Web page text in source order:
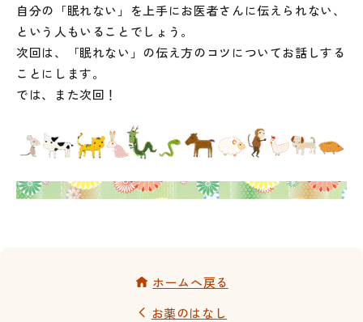
自分の「眠れない」を上手にお医者さんに伝えられない、
という人もいることでしょう。
次回は、「眠れない」の伝え方のコツについてお話しする
ことにします。
では、また次回！
お薬のはなし
ホームへ戻る